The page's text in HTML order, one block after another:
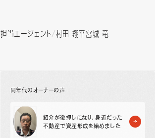
担当エージェント 村田 翔平宮城 竜
同年代のオーナーの声
紹介が後押しになり、身近だった
不動産で資産形成を始めました